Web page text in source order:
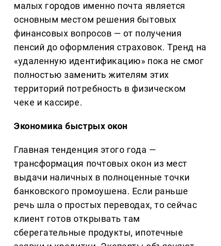
малых городов именно почта является
основным местом решения бытовых
финансовых вопросов — от получения
пенсий до оформления страховок. Тренд на
«удаленную идентификацию» пока не смог
полностью заменить жителям этих
территорий потребность в физическом
чеке и кассире.
Экономика быстрых окон
Главная тенденция этого года —
трансформация почтовых окон из мест
выдачи наличных в полноценные точки
банковского промоушена. Если раньше
речь шла о простых переводах, то сейчас
клиент готов открывать там
сберегательные продукты, ипотечные